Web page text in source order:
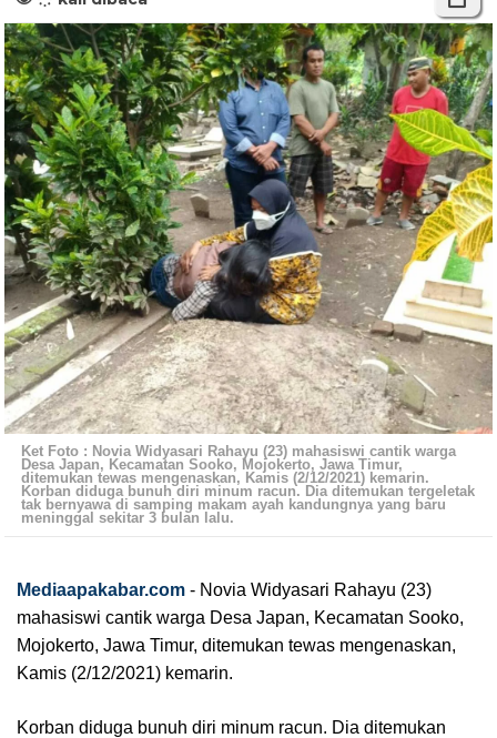
Ket Foto : Novia Widyasari Rahayu (23) mahasiswi cantik warga
Desa Japan, Kecamatan Sooko, Mojokerto, Jawa Timur,
ditemukan tewas mengenaskan, Kamis (2/12/2021) kemarin.
Korban diduga bunuh diri minum racun. Dia ditemukan tergeletak
tak bernyawa di samping makam ayah kandungnya yang baru
meninggal sekitar 3 bulan lalu.
Mediaapakabar.com - Novia Widyasari Rahayu (23)
mahasiswi cantik warga Desa Japan, Kecamatan Sooko,
Mojokerto, Jawa Timur, ditemukan tewas mengenaskan,
Kamis (2/12/2021) kemarin.
Korban diduga bunuh diri minum racun. Dia ditemukan